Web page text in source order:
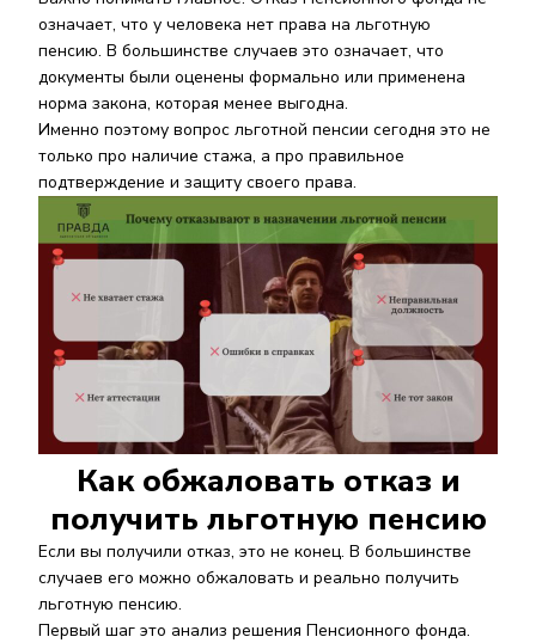
означает, что у человека нет права на льготную
пенсию. В большинстве случаев это означает, что
документы были оценены формально или применена
норма закона, которая менее выгодна.
Именно поэтому вопрос льготной пенсии сегодня это не
только про наличие стажа, а про правильное
подтверждение и защиту своего права.
Как обжаловать отказ и
получить льготную пенсию
Если вы получили отказ, это не конец. В большинстве
случаев его можно обжаловать и реально получить
льготную пенсию.
Первый шаг это анализ решения Пенсионного фонда.